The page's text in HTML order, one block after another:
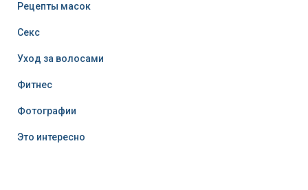
Рецепты масок
Секс
Уход за волосами
Фитнес
Фотографии
Это интересно